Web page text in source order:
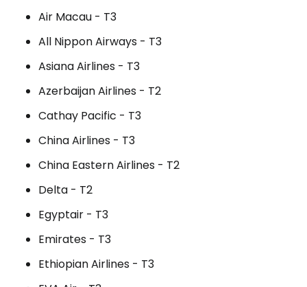
Air Macau - T3
All Nippon Airways - T3
Asiana Airlines - T3
Azerbaijan Airlines - T2
Cathay Pacific - T3
China Airlines - T3
China Eastern Airlines - T2
Delta - T2
Egyptair - T3
Emirates - T3
Ethiopian Airlines - T3